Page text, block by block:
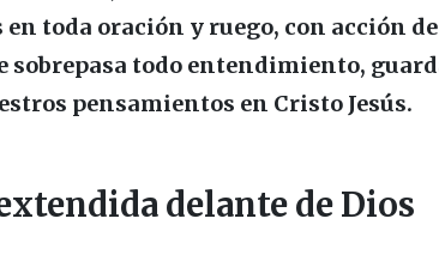
en toda oración y ruego, con acción
sobrepasa todo entendimiento,
pensamientos en Cristo Jesús.
delante de Dios